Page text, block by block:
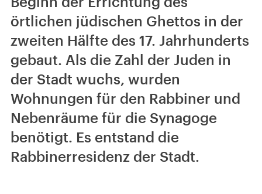
örtlichen jüdischen Ghettos in der
zweiten Hälfte des 17. Jahrhunderts
gebaut. Als die Zahl der Juden in
der Stadt wuchs, wurden
Wohnungen für den Rabbiner und
Nebenräume für die Synagoge
benötigt. Es entstand die
Rabbinerresidenz der Stadt.